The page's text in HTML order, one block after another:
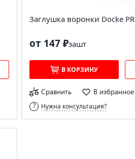
Заглушка воронки Docke
от 147 ₽зашт
В КОРЗИНУ
Сравнить В избранное
Нужна консультация?